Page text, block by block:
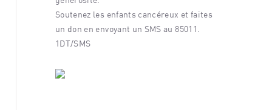
Soutenez les enfants cancéreux et faites
un don en envoyant un SMS au 85011.
1DT/SMS